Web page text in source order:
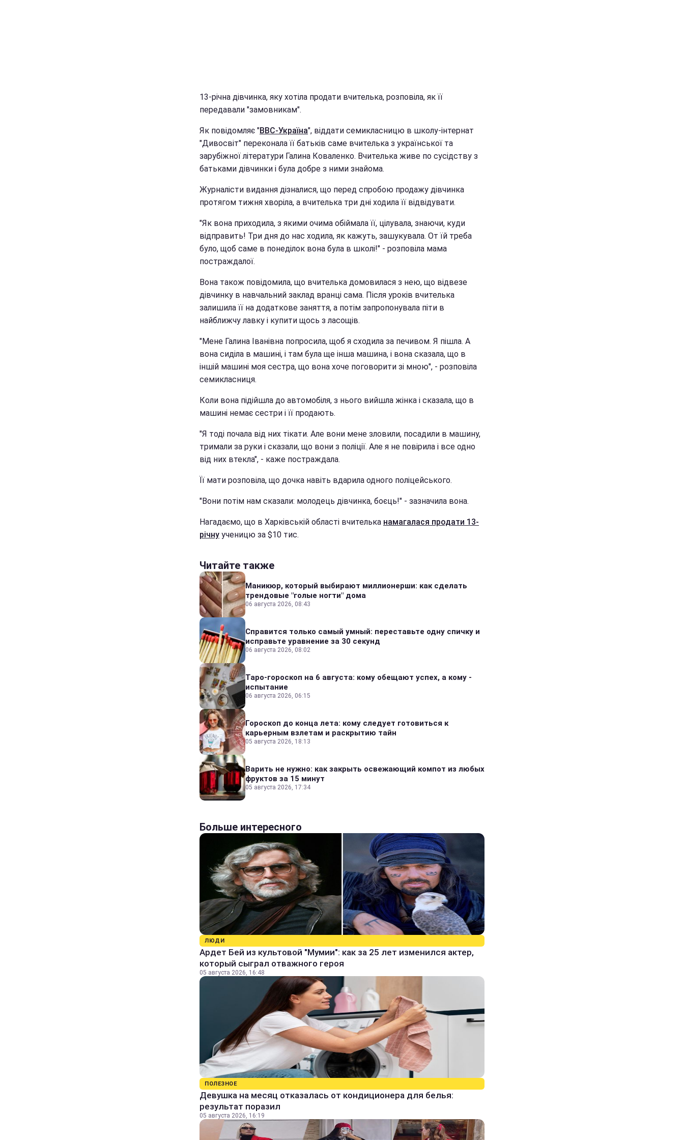
13-річна дівчинка, яку хотіла продати вчителька, розповіла, як її
передавали "замовникам".
Як повідомляє "BBC-Україна", віддати семикласницю в школу-інтернат
"Дивосвіт" переконала її батьків саме вчителька з української та
зарубіжної літератури Галина Коваленко. Вчителька живе по сусідству з
батьками дівчинки і була добре з ними знайома.
Журналісти видання дізналися, що перед спробою продажу дівчинка
протягом тижня хворіла, а вчителька три дні ходила її відвідувати.
"Як вона приходила, з якими очима обіймала її, цілувала, знаючи, куди
відправить! Три дня до нас ходила, як кажуть, зашукувала. От їй треба
було, щоб саме в понеділок вона була в школі!" - розповіла мама
постраждалої.
Вона також повідомила, що вчителька домовилася з нею, що відвезе
дівчинку в навчальний заклад вранці сама. Після уроків вчителька
залишила її на додаткове заняття, а потім запропонувала піти в
найближчу лавку і купити щось з ласощів.
"Мене Галина Іванівна попросила, щоб я сходила за печивом. Я пішла. А
вона сиділа в машині, і там була ще інша машина, і вона сказала, що в
іншій машині моя сестра, що вона хоче поговорити зі мною", - розповіла
семикласниця.
Коли вона підійшла до автомобіля, з нього вийшла жінка і сказала, що в
машині немає сестри і її продають.
"Я тоді почала від них тікати. Але вони мене зловили, посадили в машину,
тримали за руки і сказали, що вони з поліції. Але я не повірила і все одно
від них втекла", - каже постраждала.
Її мати розповіла, що дочка навіть вдарила одного поліцейського.
"Вони потім нам сказали: молодець дівчинка, боєць!" - зазначила вона.
Нагадаємо, що в Харківській області вчителька намагалася продати 13-
річну ученицю за $10 тис.
Читайте также
Маникюр, который выбирают миллионерши: как сделать
трендовые "голые ногти" дома
06 августа 2026, 08:43
Справится только самый умный: переставьте одну спичку и
исправьте уравнение за 30 секунд
06 августа 2026, 08:02
Таро-гороскоп на 6 августа: кому обещают успех, а кому -
испытание
06 августа 2026, 06:15
Гороскоп до конца лета: кому следует готовиться к
карьерным взлетам и раскрытию тайн
05 августа 2026, 18:13
Варить не нужно: как закрыть освежающий компот из любых
фруктов за 15 минут
05 августа 2026, 17:34
Больше интересного
ЛЮДИ
Ардет Бей из культовой "Мумии": как за 25 лет изменился актер,
который сыграл отважного героя
05 августа 2026, 16:48
ПОЛЕЗНОЕ
Девушка на месяц отказалась от кондиционера для белья:
результат поразил
05 августа 2026, 16:19